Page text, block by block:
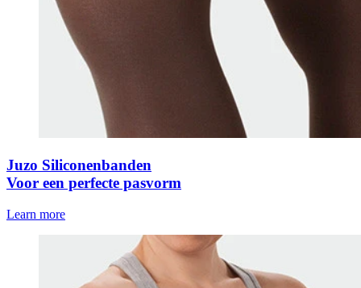
Juzo Siliconenbanden
Voor een perfecte pasvorm
Learn more